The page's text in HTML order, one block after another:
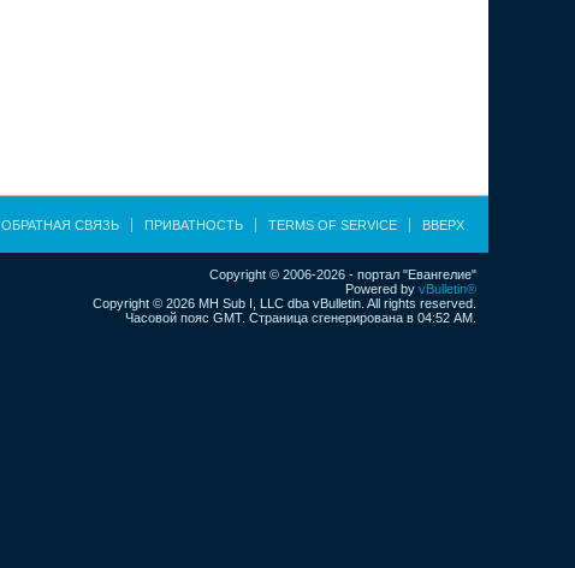
ОБРАТНАЯ СВЯЗЬ ПРИВАТНОСТЬ TERMS OF SERVICE ВВЕРХ
Copyright © 2006-2026 - портал "Евангелие"
Powered by vBulletin®
Copyright © 2026 MH Sub I, LLC dba vBulletin. All rights reserved.
Часовой пояс GMT. Страница сгенерирована в 04:52 AM.